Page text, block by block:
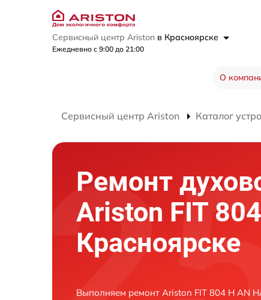
Сервисный центр Ariston в Красноярске
Ежедневно с 9:00 до 21:00
О
Сервисный центр Ariston Каталог
Ремонт
Ariston FIT
Красноярске
Выполняем ремонт Ariston FIT 804 H AN